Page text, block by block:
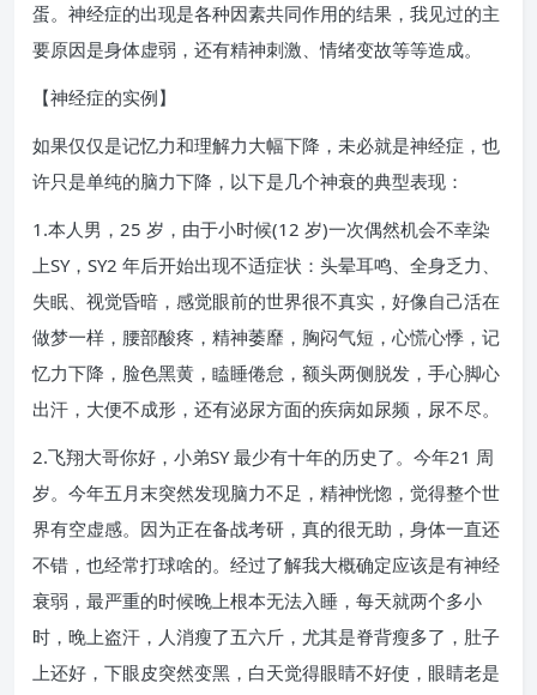
蛋。神经症的出现是各种因素共同作用的结果，我见过的主
要原因是身体虚弱，还有精神刺激、情绪变故等等造成。
【神经症的实例】
如果仅仅是记忆力和理解力大幅下降，未必就是神经症，也
许只是单纯的脑力下降，以下是几个神衰的典型表现：
1.本人男，25 岁，由于小时候(12 岁)一次偶然机会不幸染
上SY，SY2 年后开始出现不适症状：头晕耳鸣、全身乏力、
失眠、视觉昏暗，感觉眼前的世界很不真实，好像自己活在
做梦一样，腰部酸疼，精神萎靡，胸闷气短，心慌心悸，记
忆力下降，脸色黑黄，瞌睡倦怠，额头两侧脱发，手心脚心
出汗，大便不成形，还有泌尿方面的疾病如尿频，尿不尽。
2.飞翔大哥你好，小弟SY 最少有十年的历史了。今年21 周
岁。今年五月末突然发现脑力不足，精神恍惚，觉得整个世
界有空虚感。因为正在备战考研，真的很无助，身体一直还
不错，也经常打球啥的。经过了解我大概确定应该是有神经
衰弱，最严重的时候晚上根本无法入睡，每天就两个多小
时，晚上盗汗，人消瘦了五六斤，尤其是脊背瘦多了，肚子
上还好，下眼皮突然变黑，白天觉得眼睛不好使，眼睛老是